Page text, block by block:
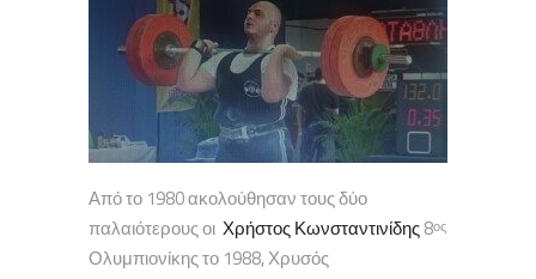
Από το 1980 ακολούθησαν τους δύο
παλαιότερους οι Χρήστος Κωνσταντινίδης8ος
Ολυμπιονίκης το 1988, Χρυσός